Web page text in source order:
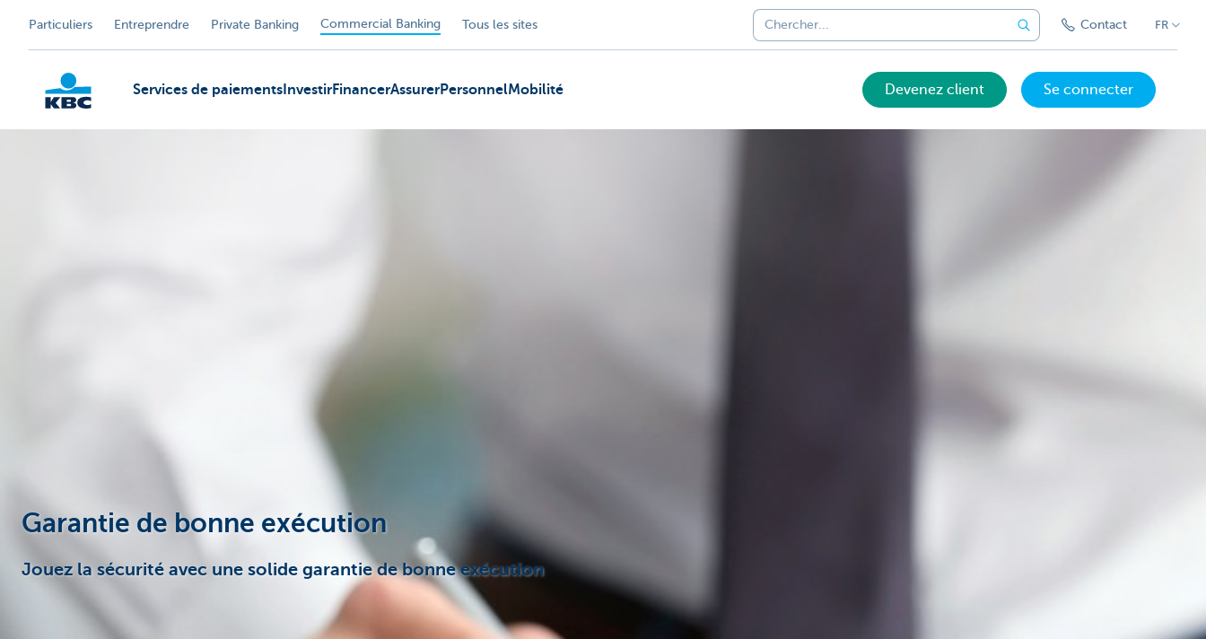
Particuliers Entreprendre Private Banking Commercial Banking Tous les sites Contact FR
Services de paiements InvestirFinancerAssurerPersonnelMobilité Devenez client Se connecter
Garantie de bonne exécution
Jouez la sécurité avec une solide garantie de bonne exécution